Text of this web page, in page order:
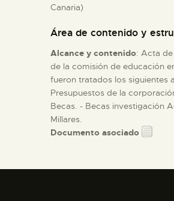
Canaria)
Área de contenido y
Alcance y contenido: Acta
de la comisión de educación
fueron tratados los siguientes
Presupuestos de la
Becas. - Becas investigación
Millares.
Documento asociado